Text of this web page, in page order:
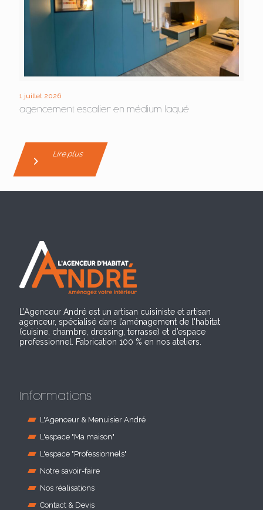
1 juillet 2026
agencement escalier en médium laqué
Lire plus
L’Agenceur André est un artisan cuisiniste et artisan
agenceur, spécialisé dans l’aménagement de l'habitat
(cuisine, chambre, dressing, terrasse) et d’espace
professionnel. Fabrication 100 % en nos ateliers.
Informations
L'Agenceur & Menuisier André
L'espace "Ma maison"
L'espace "Professionnels"
Notre savoir-faire
Nos réalisations
Contact & Devis